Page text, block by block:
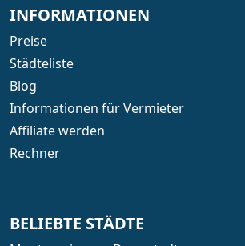
INFORMATIONEN
Preise
Städteliste
Blog
Informationen für Vermieter
Affiliate werden
Rechner
BELIEBTE STÄDTE